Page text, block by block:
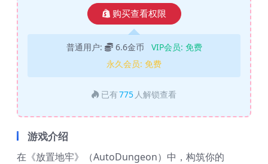
购买查看权限
普通用户: 6.6金币 VIP会员: 免费
永久会员: 免费
已有775 人解锁查看
游戏介绍
在《放置地牢》（AutoDungeon）中，构筑你的